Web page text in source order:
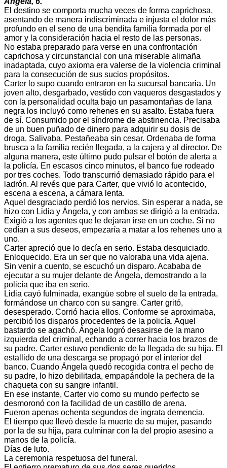
El destino se comporta mucha veces de forma caprichosa,
asentando de manera indiscriminada e injusta el dolor más
profundo en el seno de una bendita familia formada por el
amor y la consideración hacia el resto de las personas.
No estaba preparado para verse en una confrontación
caprichosa y circunstancial con una miserable alimaña
inadaptada, cuyo axioma era valerse de la violencia criminal
para la consecución de sus sucios propósitos.
Carter lo supo cuando entraron en la sucursal bancaria. Un
joven alto, desgarbado, vestido con vaqueros desgastados y
con la personalidad oculta bajo un pasamontañas de lana
negra los incluyó como rehenes en su asalto. Estaba fuera
de sí. Consumido por el síndrome de abstinencia. Precisaba
de un buen puñado de dinero para adquirir su dosis de
droga. Salivaba. Pestañeaba sin cesar. Ordenaba de forma
brusca a la familia recién llegada, a la cajera y al director. De
alguna manera, este último pudo pulsar el botón de alerta a
la policía. En escasos cinco minutos, el banco fue rodeado
por tres coches. Todo transcurrió demasiado rápido para el
ladrón. Al revés que para Carter, que vivió lo acontecido,
escena a escena, a cámara lenta.
Aquel desgraciado perdió los nervios. Sin esperar a nada, se
hizo con Lidia y Ángela, y con ambas se dirigió a la entrada.
Exigió a los agentes que le dejaran irse en un coche. Si no
cedían a sus deseos, empezaría a matar a los rehenes uno a
uno.
Carter apreció que lo decía en serio. Estaba desquiciado.
Enloquecido. Era un ser que no valoraba una vida ajena.
Sin venir a cuento, se escuchó un disparo. Acababa de
ejecutar a su mujer delante de Ángela, demostrando a la
policía que iba en serio.
Lidia cayó fulminada, exangüe sobre el suelo de la entrada,
formándose un charco con su sangre. Carter gritó,
desesperado. Corrió hacia ellos. Conforme se aproximaba,
percibió los disparos procedentes de la policía. Aquel
bastardo se agachó. Ángela logró desasirse de la mano
izquierda del criminal, echando a correr hacia los brazos de
su padre. Carter estuvo pendiente de la llegada de su hija. El
estallido de una descarga se propagó por el interior del
banco. Cuando Ángela quedó recogida contra el pecho de
su padre, lo hizo debilitada, empapándole la pechera de la
chaqueta con su sangre infantil.
En ese instante, Carter vio como su mundo perfecto se
desmoronó con la facilidad de un castillo de arena.
Fueron apenas ochenta segundos de ingrata demencia.
El tiempo que llevó desde la muerte de su mujer, pasando
por la de su hija, para culminar con la del propio asesino a
manos de la policía.
Días de luto.
La ceremonia respetuosa del funeral.